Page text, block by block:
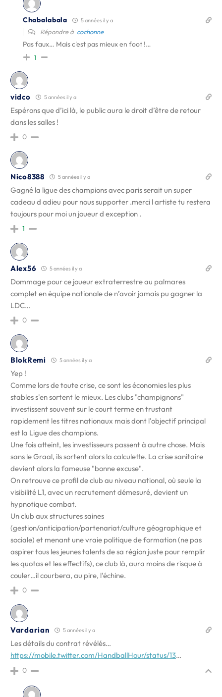
Chabalabala 5 années il y a
Répondre à cochonne
Pas faux… Mais c'est pas mieux en foot !…
1
vidco 5 années il y a
Espérons que d’ici là, le public aura le droit d’être de retour
dans les salles !
0
Nico8388 5 années il y a
Gagné la ligue des champions avec paris serait un super
cadeau d adieu pour nous supporter .merci l artiste tu restera
toujours pour moi un joueur d exception .
1
Alex56 5 années il y a
Dommage pour ce joueur extraterrestre au palmares
complet en équipe nationale de n’avoir jamais pu gagner la
LDC…
0
BlokRemi 5 années il y a
Yep !
Comme lors de toute crise, ce sont les économies les plus
stables s'en sortent le mieux. Les clubs "champignons"
investissent souvent sur le court terme en trustant
rapidement les titres nationaux mais dont l'objectif principal
est la Ligue des champions.
Une fois atteint, les investisseurs passent à autre chose. Mais
sans le Graal, ils sortent alors la calculette. La crise sanitaire
devient alors la fameuse "bonne excuse".
On retrouve ce profil de club au niveau national, où seule la
visibilité L1, avec un recrutement démesuré, devient un
hypnotique combat.
Un club aux structures saines
(gestion/anticipation/partenariat/culture géographique et
sociale) et menant une vraie politique de formation (ne pas
aspirer tous les jeunes talents de sa région juste pour remplir
les quotas et les effectifs), ce club là, aura moins de risque à
couler…il courbera, au pire, l'échine.
0
Vardarian 5 années il y a
Les détails du contrat révélés…
https://mobile.twitter.com/HandballHour/status/13…
0